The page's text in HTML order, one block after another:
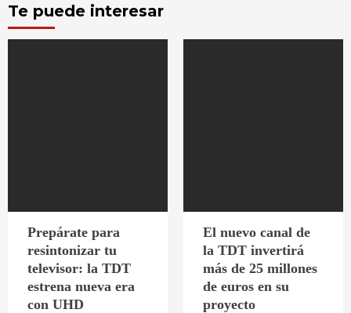
Te puede interesar
Prepárate para
resintonizar tu
televisor: la TDT
estrena nueva era
con UHD
El nuevo canal de
la TDT invertirá
más de 25 millones
de euros en su
proyecto